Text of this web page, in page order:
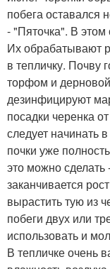
побега оставался
- "Пяточка". В этом
Их обрабатывают
в тепличку. Почву
торфом и
дезинфицируют
посадки черенка
следует начинать
почки уже
это можно сделать
заканчивается
вырастить тую из
побеги двух или
использовать и
В тепличке очень